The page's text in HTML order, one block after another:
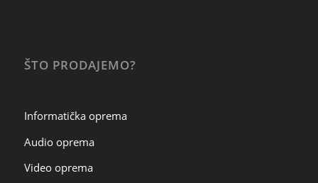
ŠTO PRODAJEMO?
Informatička oprema
Audio oprema
Video oprema